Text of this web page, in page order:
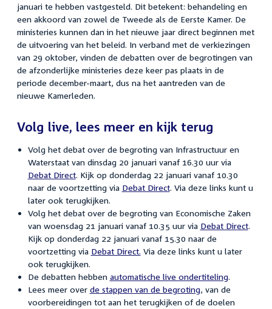
januari te hebben vastgesteld. Dit betekent: behandeling en
een akkoord van zowel de Tweede als de Eerste Kamer. De
ministeries kunnen dan in het nieuwe jaar direct beginnen met
de uitvoering van het beleid. In verband met de verkiezingen
van 29 oktober, vinden de debatten over de begrotingen van
de afzonderlijke ministeries deze keer pas plaats in de
periode december-maart, dus na het aantreden van de
nieuwe Kamerleden.
Volg live, lees meer en kijk terug
Volg het debat over de begroting van Infrastructuur en
Waterstaat van dinsdag 20 januari vanaf 16.30 uur via
Debat Direct. Kijk op donderdag 22 januari vanaf 10.30
naar de voortzetting via Debat Direct. Via deze links kunt u
later ook terugkijken.
Volg het debat over de begroting van Economische Zaken
van woensdag 21 januari vanaf 10.35 uur via Debat Direct.
Kijk op donderdag 22 januari vanaf 15.30 naar de
voortzetting via Debat Direct. Via deze links kunt u later
ook terugkijken.
De debatten hebben automatische live ondertiteling.
Lees meer over de stappen van de begroting, van de
voorbereidingen tot aan het terugkijken of de doelen